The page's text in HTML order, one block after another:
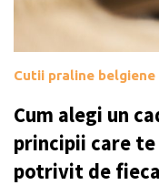
Cutii praline belgiene
Cum alegi un
principii care
potrivit de